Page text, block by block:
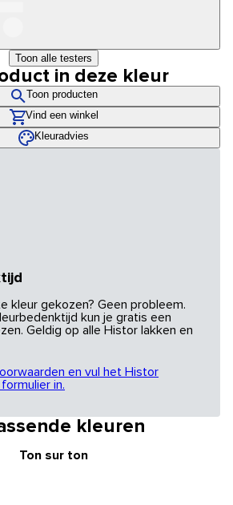
Toon alle testers
in deze kleur
Toon producten
Vind een winkel
Kleuradvies
kleur gekozen? Geen probleem.
kun je gratis een
Geldig op alle Histor lakken en
en vul het Histor
in.
kleuren
Ton sur ton